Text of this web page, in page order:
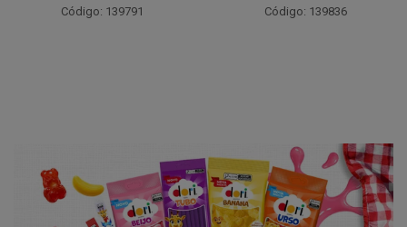
Código: 139791 Código: 139836